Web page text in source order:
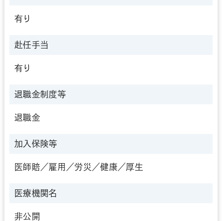
有り
赴任手当
有り
退職金制度等
退職金
加入保険等
医師賠／雇用／労災／健康／厚生
医療機関名
非公開